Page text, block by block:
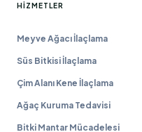
HIZMETLER
Meyve Ağacı İlaçlama
Süs Bitkisi İlaçlama
Çim Alanı Kene İlaçlama
Ağaç Kuruma Tedavisi
Bitki Mantar Mücadelesi